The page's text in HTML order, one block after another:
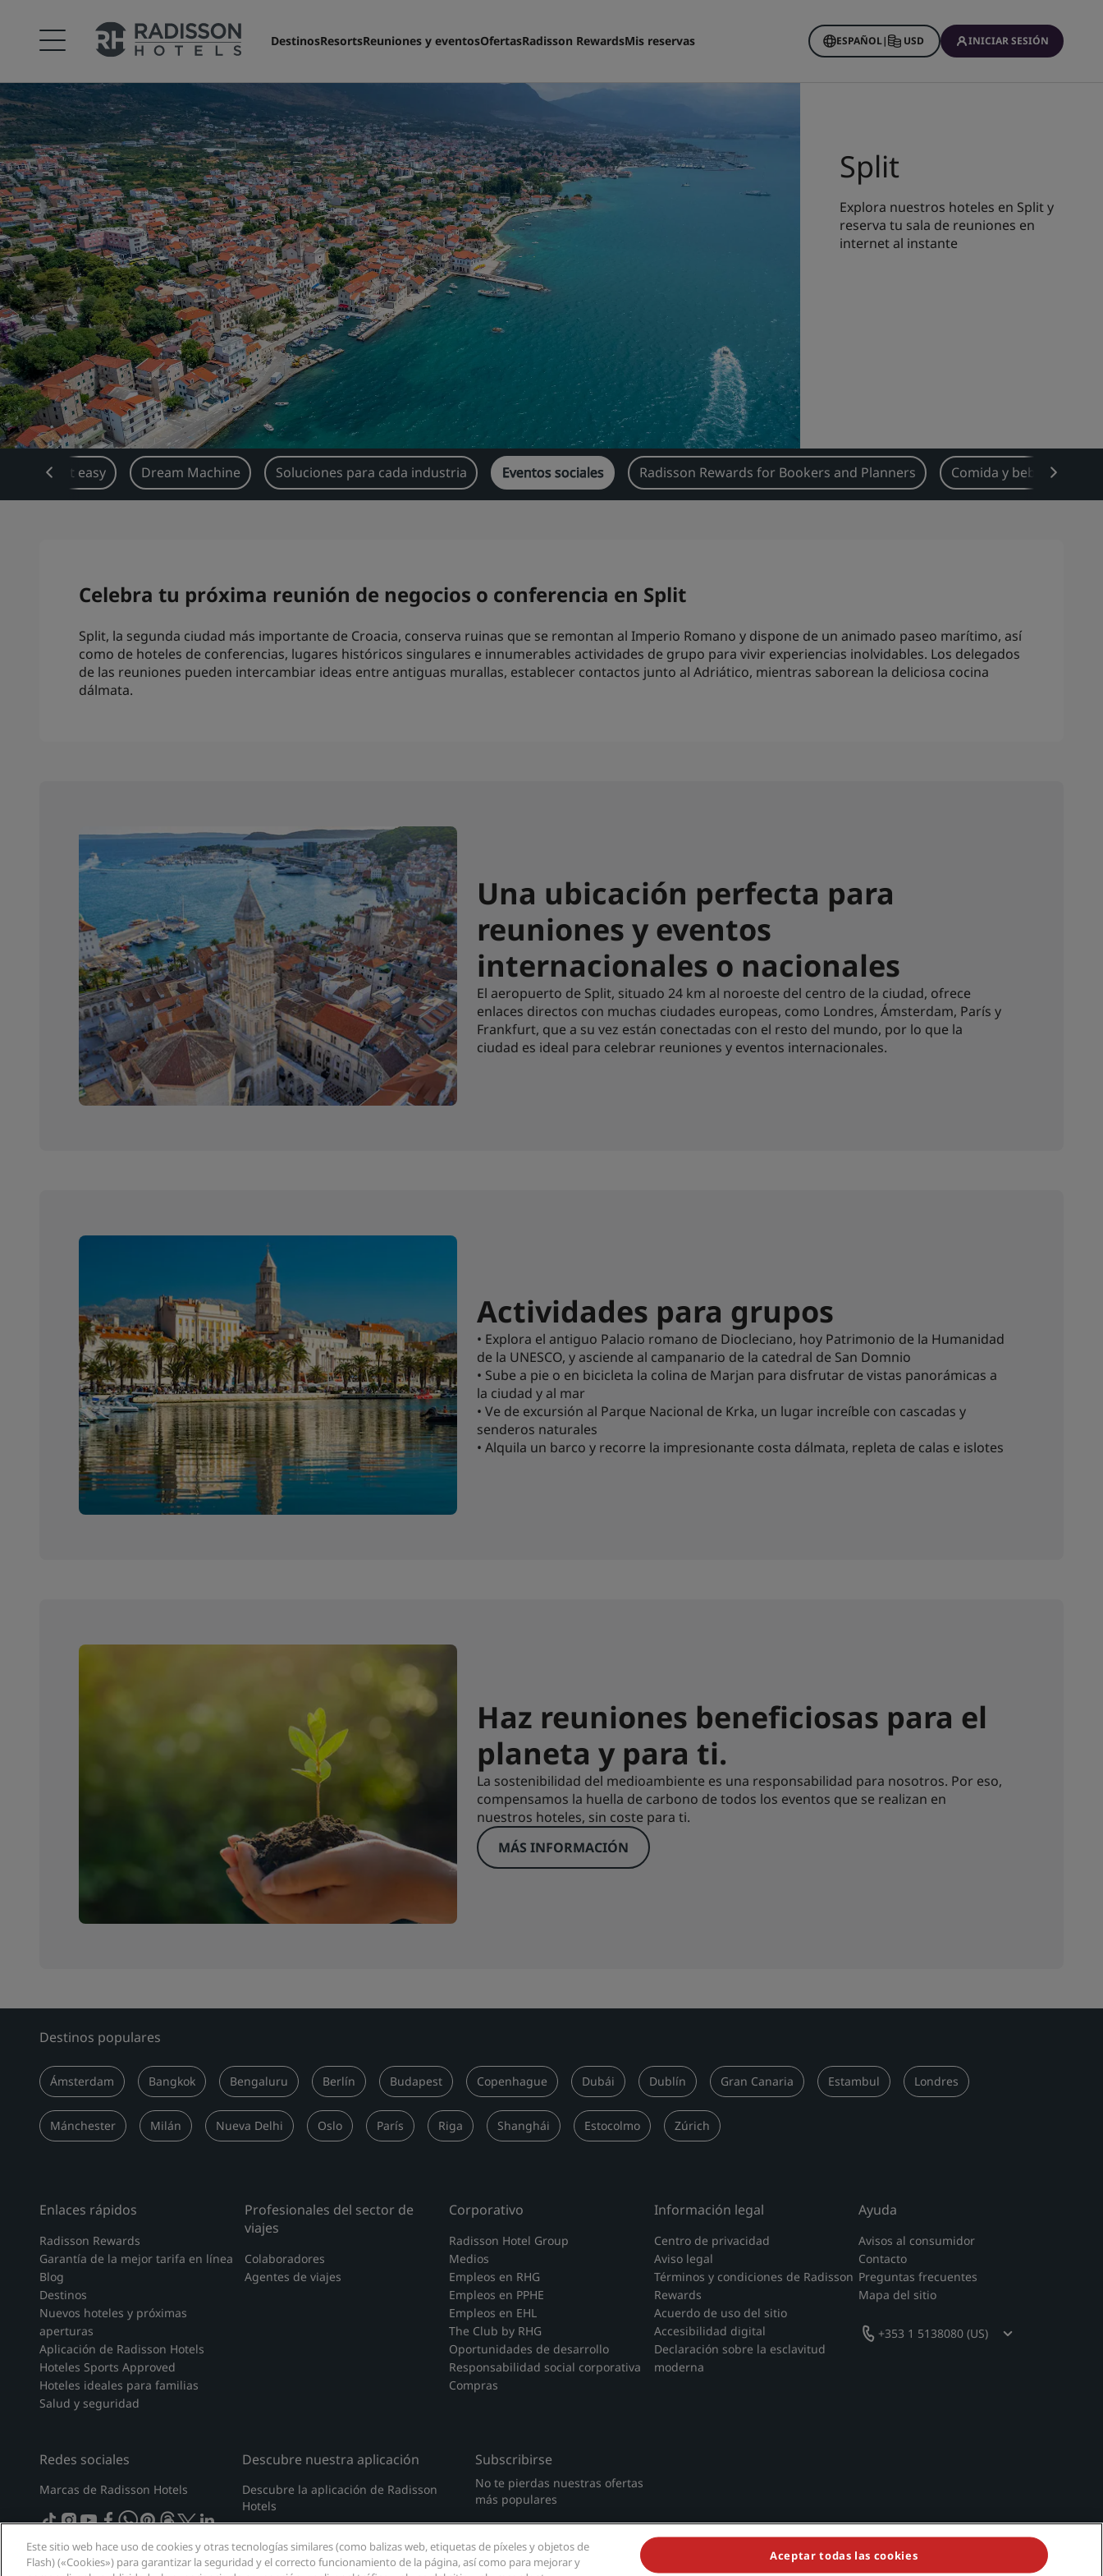
DestinosResortsReuniones y eventosOfertasRadisson RewardsMis reservas ESPAÑOL| USD INICIAR SESIÓN
Split
Explora nuestros hoteles en Split y
reserva tu sala de reuniones en
internet al instante
Book it easy Dream Machine Soluciones para cada industria Eventos sociales Radisson Rewards for Bookers and Planners Comida y bebida
Celebra tu próxima reunión de negocios o conferencia en Split
Split, la segunda ciudad más importante de Croacia, conserva ruinas que se remontan al Imperio Romano y dispone de un animado paseo marítimo, así
como de hoteles de conferencias, lugares históricos singulares e innumerables actividades de grupo para vivir experiencias inolvidables. Los delegados
de las reuniones pueden intercambiar ideas entre antiguas murallas, establecer contactos junto al Adriático, mientras saborean la deliciosa cocina
dálmata.
Una ubicación perfecta para
reuniones y eventos
internacionales o nacionales
El aeropuerto de Split, situado 24 km al noroeste del centro de la ciudad, ofrece
enlaces directos con muchas ciudades europeas, como Londres, Ámsterdam, París y
Frankfurt, que a su vez están conectadas con el resto del mundo, por lo que la
ciudad es ideal para celebrar reuniones y eventos internacionales.
Actividades para grupos
• Explora el antiguo Palacio romano de Diocleciano, hoy Patrimonio de la Humanidad
de la UNESCO, y asciende al campanario de la catedral de San Domnio
• Sube a pie o en bicicleta la colina de Marjan para disfrutar de vistas panorámicas a
la ciudad y al mar
• Ve de excursión al Parque Nacional de Krka, un lugar increíble con cascadas y
senderos naturales
• Alquila un barco y recorre la impresionante costa dálmata, repleta de calas e islotes
Haz reuniones beneficiosas para el
planeta y para ti.
La sostenibilidad del medioambiente es una responsabilidad para nosotros. Por eso,
compensamos la huella de carbono de todos los eventos que se realizan en
nuestros hoteles, sin coste para ti.
MÁS INFORMACIÓN
Destinos populares
Ámsterdam Bangkok Bengaluru Berlín Budapest Copenhague Dubái Dublín Gran Canaria Estambul Londres
Mánchester Milán Nueva Delhi Oslo París Riga Shanghái Estocolmo Zúrich
Enlaces rápidos
Radisson Rewards
Garantía de la mejor tarifa en línea
Blog
Destinos
Nuevos hoteles y próximas
aperturas
Aplicación de Radisson Hotels
Hoteles Sports Approved
Hoteles ideales para familias
Salud y seguridad
Profesionales del sector de
viajes
Colaboradores
Agentes de viajes
Corporativo
Radisson Hotel Group
Medios
Empleos en RHG
Empleos en PPHE
Empleos en EHL
The Club by RHG
Oportunidades de desarrollo
Responsabilidad social corporativa
Compras
Información legal
Centro de privacidad
Aviso legal
Términos y condiciones de Radisson
Rewards
Acuerdo de uso del sitio
Accesibilidad digital
Declaración sobre la esclavitud
moderna
Ayuda
Avisos al consumidor
Contacto
Preguntas frecuentes
Mapa del sitio
+353 1 5138080 (US)
Redes sociales
Marcas de Radisson Hotels
tiktokinstagram
youtube
facebook
whatsapp
pinterest
threads
twitter
Descubre nuestra aplicación
Descubre la aplicación de Radisson
Hotels
Subscribirse
No te pierdas nuestras ofertas
más populares
Este sitio web hace uso de cookies y otras tecnologías similares (como balizas web, etiquetas de píxeles y objetos de
Flash) («Cookies») para garantizar la seguridad y el correcto funcionamiento de la página, así como para mejorar y
Aceptar todas las cookies